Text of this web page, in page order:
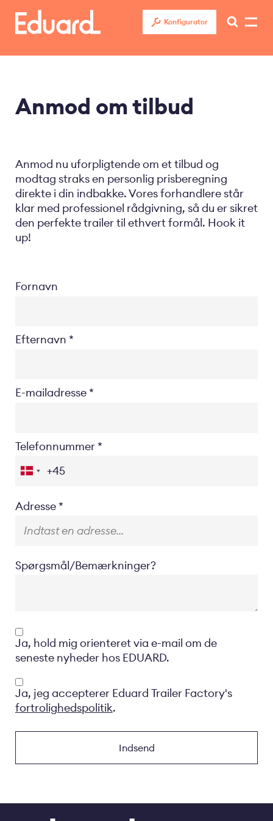
hovedindhold
Konfigurator
Anmod om tilbud
Anmod nu uforpligtende om et tilbud og
modtag straks en personlig prisberegning
direkte i din indbakke. Vores forhandlere står
klar med professionel rådgivning, så du er sikret
den perfekte trailer til ethvert formål. Hook it
up!
Fornavn
Efternavn
E-mailadresse
Telefonnummer
Location
Adresse
Spørgsmål/Bemærkninger?
Opt-
in
Ja, hold mig orienteret via e-mail om de
seneste nyheder hos EDUARD.
Privacyverklaring
Ja, jeg accepterer Eduard Trailer Factory's
fortrolighedspolitik.